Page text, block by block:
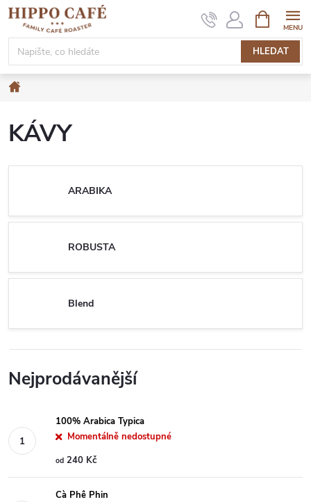
Přejít
obsah
HLEDAT
NÁKUPNÍ
KOŠÍK
KÁVY
ARABIKA
ROBUSTA
Blend
Nejprodávanější
100% Arabica Typica
Momentálně nedostupné
od 240 Kč
Cà Phê Phin